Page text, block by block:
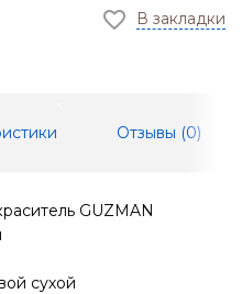
В закладки
Отзывы (0)
GUZMAN
сухой